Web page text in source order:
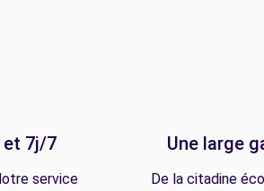
et 7j/7
service
Une large
De la citadine